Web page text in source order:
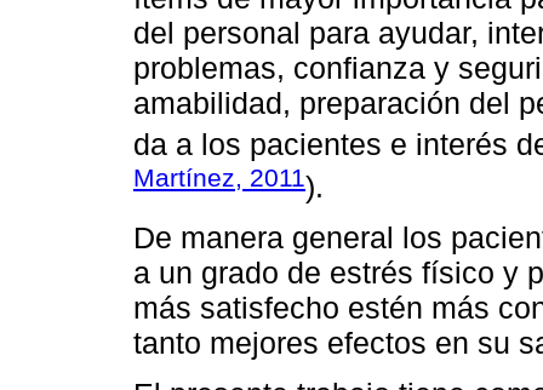
del personal para ayudar,
problemas, confianza y
amabilidad, preparación del
da a los pacientes e interés
Martínez, 2011).
De manera general los
a un grado de estrés físico y
más satisfecho estén más
tanto mejores efectos en su